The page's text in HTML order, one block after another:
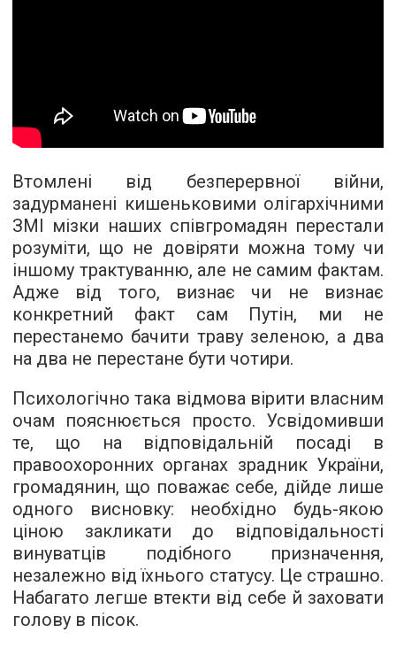
Втомлені від безперервної війни,
задурманені кишеньковими олігархічними
ЗМІ мізки наших співгромадян перестали
розуміти, що не довіряти можна тому чи
іншому трактуванню, але не самим фактам.
Адже від того, визнає чи не визнає
конкретний факт сам Путін, ми не
перестанемо бачити траву зеленою, а два
на два не перестане бути чотири.
Психологічно така відмова вірити власним
очам пояснюється просто. Усвідомивши
те, що на відповідальній посаді в
правоохоронних органах зрадник України,
громадянин, що поважає себе, дійде лише
одного висновку: необхідно будь-якою
ціною закликати до відповідальності
винуватців подібного призначення,
незалежно від їхнього статусу. Це страшно.
Набагато легше втекти від себе й заховати
голову в пісок.